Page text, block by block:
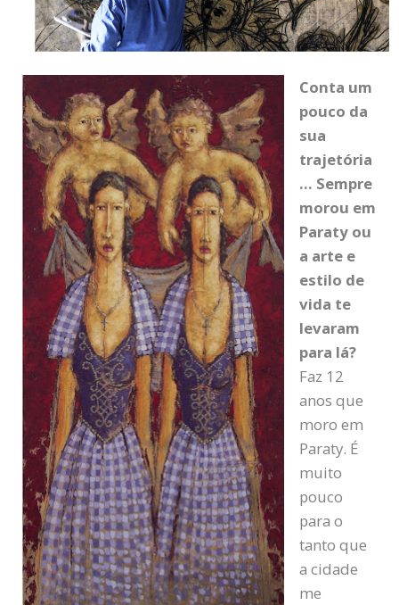
Conta um
pouco da
sua
trajetória
… Sempre
morou em
Paraty ou
a arte e
estilo de
vida te
levaram
para lá?
Faz 12
anos que
moro em
Paraty. É
muito
pouco
para o
tanto que
a cidade
me